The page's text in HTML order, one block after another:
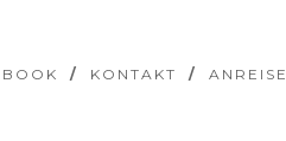
KONTAKT ANREISE